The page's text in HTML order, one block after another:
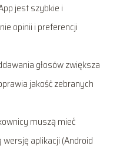
jest szybkie i
opinii i preferencji
głosów zwiększa
jakość zebranych
muszą mieć
aplikacji (Android